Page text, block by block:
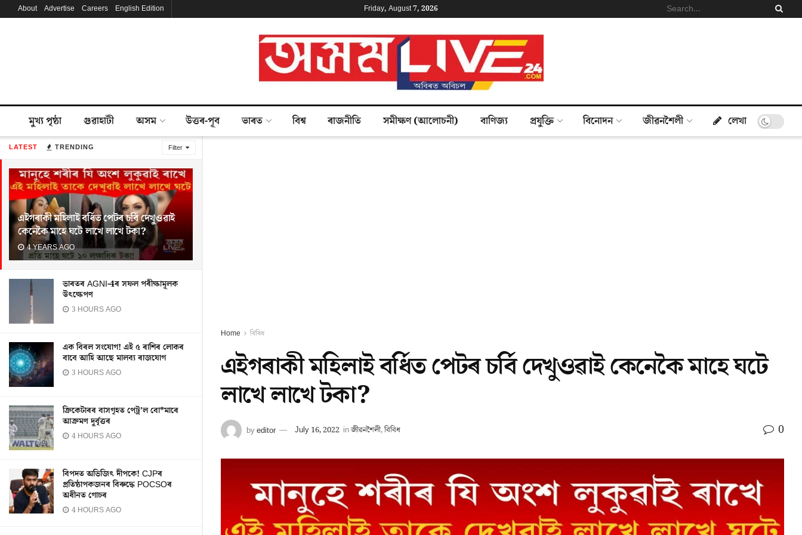
LATEST TRENDING Filter
এইগৰাকী মহিলাই বৰ্ধিত পেটৰ চৰ্বি দেখুওৱাই
কেনেকৈ মাহে ঘটে লাখে লাখে টকা?
4 YEARS AGO
ভাৰতৰ AGNI-4ৰ সফল পৰীক্ষামূলক
উৎক্ষেপণ
3 HOURS AGO
এক বিৰল সংযোগ! এই ৫ ৰাশিৰ লোকৰ
বাবে আহি আছে মালব্য ৰাজযোগ
3 HOURS AGO
ক্ৰিকেটাৰৰ বাসগৃহত পেট্ৰ’ল বো*মাৰে
আক্ৰমণ দুৰ্বৃত্তৰ
4 HOURS AGO
বিপদত অভিজিৎ দীপকে! CJPৰ
প্ৰতিষ্ঠাপকজনৰ বিৰুদ্ধে POCSOৰ
অধীনত গোচৰ
4 HOURS AGO
About Advertise Careers English Edition Friday, August 7, 2026
মুখ্য পৃষ্ঠা গুৱাহাটী অসম উত্তৰ-পূব ভাৰত বিশ্ব ৰাজনীতি সমীক্ষণ (আলোচনী) বাণিজ্য প্ৰযুক্তি বিনোদন জীৱনশৈলী লেখা
Home বিবিধ
এইগৰাকী মহিলাই বৰ্ধিত পেটৰ চৰ্বি দেখুওৱাই কেনেকৈ মাহে ঘটে
লাখে লাখে টকা?
byeditor July 16, 2022 inজীৱনশৈলী,বিবিধ 0